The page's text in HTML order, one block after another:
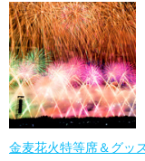
金麦花火特等席＆グッ